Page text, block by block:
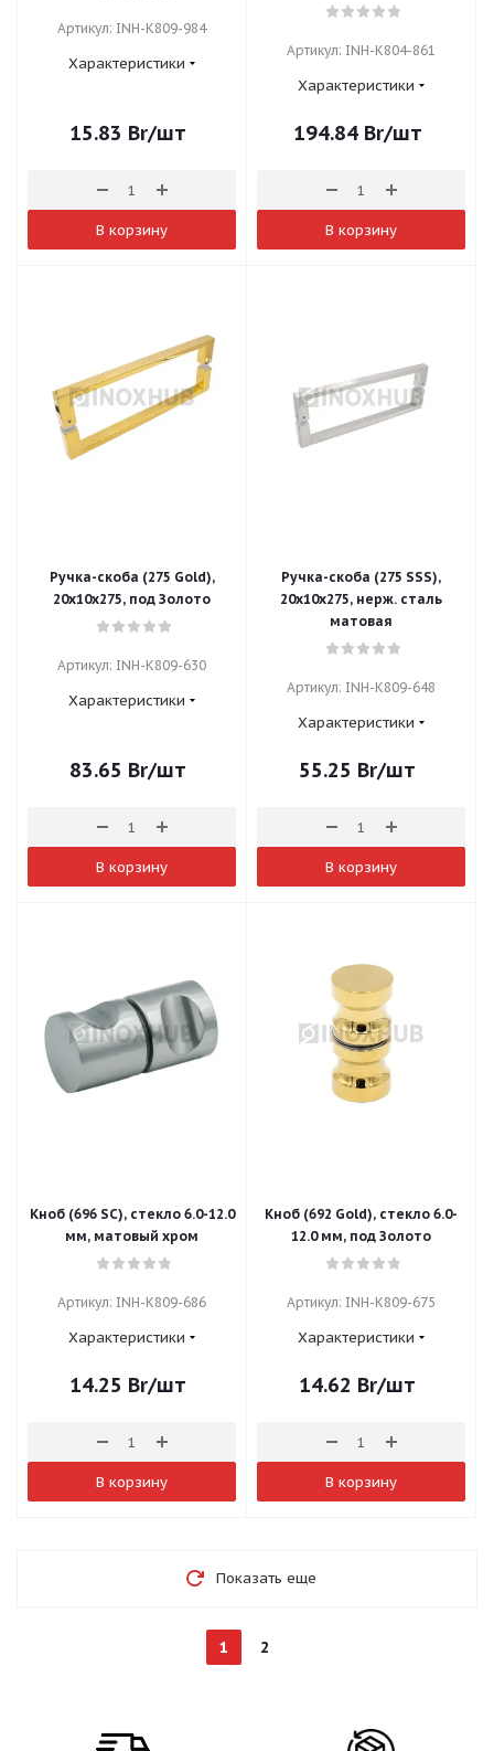
Артикул: INH-K809-984
Характеристики
15.83 Br/шт
В корзину
Артикул: INH-K804-861
Характеристики
194.84Br/шт
В корзину
Ручка-скоба (275 Gold),
20х10х275, под Золото
Артикул: INH-K809-630
Характеристики
83.65 Br/шт
В корзину
Ручка-скоба (275 SSS),
20х10х275, нерж. сталь
матовая
Артикул: INH-K809-648
Характеристики
55.25 Br/шт
В корзину
Кноб (696 SC), стекло 6.0-12.0
мм, матовый хром
Артикул: INH-K809-686
Характеристики
14.25 Br/шт
В корзину
Кноб (692 Gold), стекло 6.0-
12.0 мм, под Золото
Артикул: INH-K809-675
Характеристики
14.62 Br/шт
В корзину
Показать еще
1 2